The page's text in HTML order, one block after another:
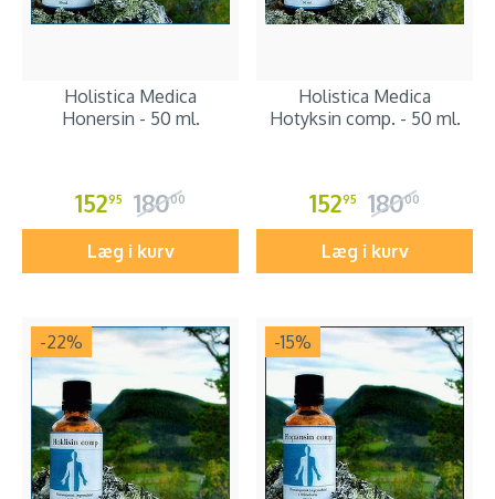
Holistica Medica
Honersin - 50 ml.
15295 18000
Læg i kurv
Holistica Medica
Hotyksin comp. - 50 ml.
15295 18000
Læg i kurv
-22% -15%